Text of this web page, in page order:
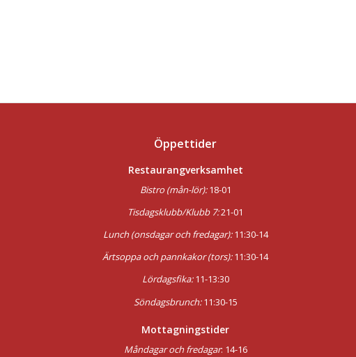
Öppettider
Restaurangverksamhet
Bistro (mån-lör):18-01
Tisdagsklubb/Klubb 7:21-01
Lunch (onsdagar och fredagar):11:30-14
Ärtsoppa och pannkakor (tors):11:30-14
Lördagsfika:11-13:30
Söndagsbrunch:11:30-15
Mottagningstider
Måndagar och fredagar: 14-16